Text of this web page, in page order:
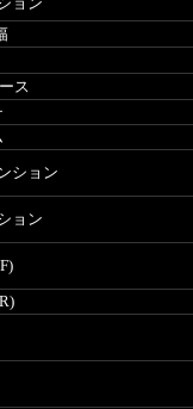
ス
ション
ョン